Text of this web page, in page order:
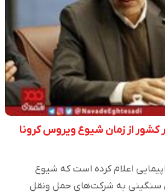
کشور از زمان شیوع ویروس کرونا
اعلام کرده است که شیوع
سنگینی به شرکت‌های حمل ونقل